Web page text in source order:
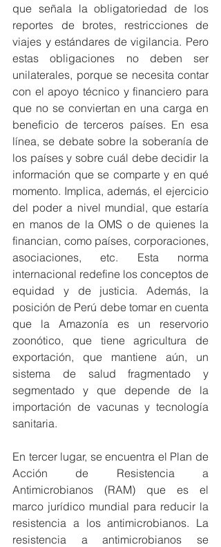
que señala la obligatoriedad de los
reportes de brotes, restricciones de
viajes y estándares de vigilancia. Pero
estas obligaciones no deben ser
unilaterales, porque se necesita contar
con el apoyo técnico y financiero para
que no se conviertan en una carga en
beneficio de terceros países. En esa
línea, se debate sobre la soberanía de
los países y sobre cuál debe decidir la
información que se comparte y en qué
momento. Implica, además, el ejercicio
del poder a nivel mundial, que estaría
en manos de la OMS o de quienes la
financian, como países, corporaciones,
asociaciones, etc. Esta norma
internacional redefine los conceptos de
equidad y de justicia. Además, la
posición de Perú debe tomar en cuenta
que la Amazonía es un reservorio
zoonótico, que tiene agricultura de
exportación, que mantiene aún, un
sistema de salud fragmentado y
segmentado y que depende de la
importación de vacunas y tecnología
sanitaria.
En tercer lugar, se encuentra el Plan de
Acción de Resistencia a
Antimicrobianos (RAM) que es el
marco jurídico mundial para reducir la
resistencia a los antimicrobianos. La
resistencia a antimicrobianos se